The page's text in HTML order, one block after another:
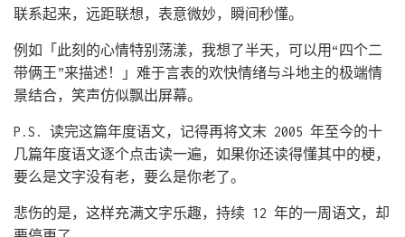
联系起来，远距联想，表意微妙，瞬间秒懂。
例如「此刻的心情特别荡漾，我想了半天，可以用“四个二
带俩王”来描述！」难于言表的欢快情绪与斗地主的极端情
景结合，笑声仿似飘出屏幕。
P.S. 读完这篇年度语文，记得再将文末 2005 年至今的十
几篇年度语文逐个点击读一遍，如果你还读得懂其中的梗，
要么是文字没有老，要么是你老了。
悲伤的是，这样充满文字乐趣，持续 12 年的一周语文，却